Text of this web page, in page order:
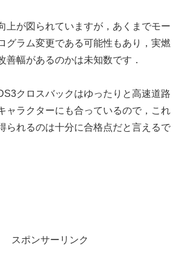
上が図られていますが，あくまでモー
グラム変更である可能性もあり，実燃
善幅があるのかは未知数です．
クロスバックはゆったりと高速道路
ャラクターにも合っているので，これ
られるのは十分に合格点だと言えるで
スポンサーリンク